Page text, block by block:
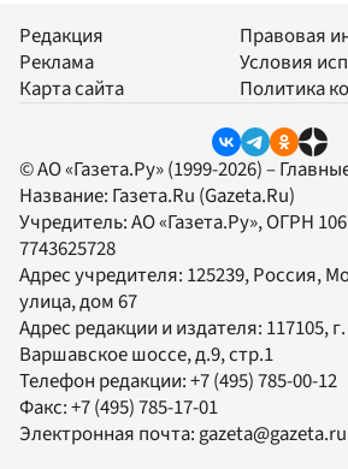
Редакция
Реклама
Карта сайта
Правовая
Условия
Политика
© АО «Газета.Ру» (1999-2026) –
Название: Газета.Ru (Gazeta.Ru)
Учредитель:АО «Газета.Ру», ОГРН
7743625728
Адрес учредителя: 125239, Россия,
улица, дом 67
Адрес редакции и издателя: 117105, г.
Варшавское шоссе, д.9, стр.1
Телефон редакции:+7 (495) 785-00-12
Факс:+7 (495) 785-17-01
Электронная почта: gazeta@gazeta.ru